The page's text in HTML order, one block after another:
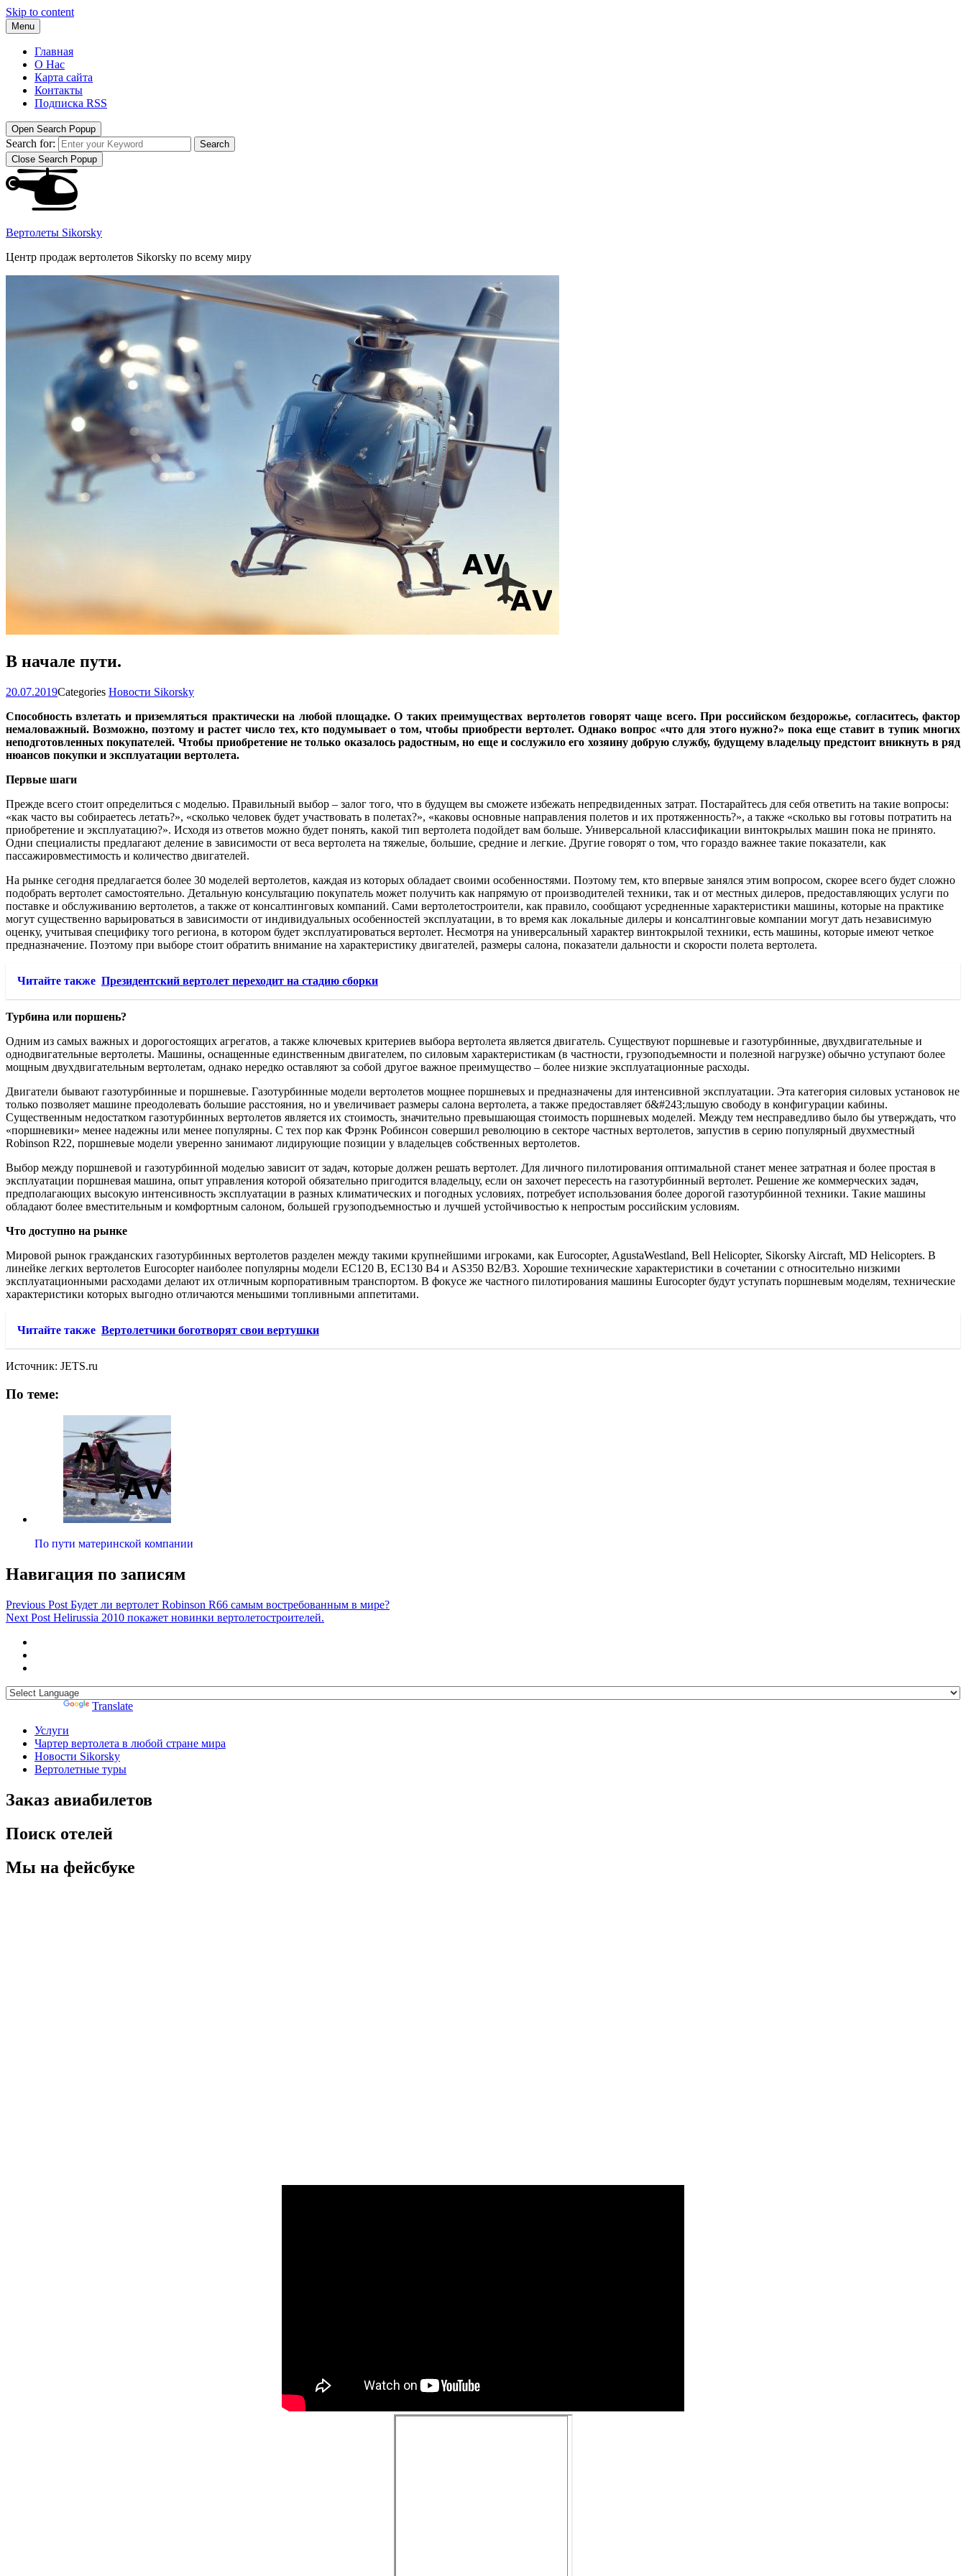
Skip to content
Menu
Главная
О Нас
Карта сайта
Контакты
Подписка RSS
Open Search Popup
Search for:
Search
Close Search Popup
Вертолеты Sikorsky
Центр продаж вертолетов Sikorsky по всему миру
В начале пути.
20.07.2019Categories Новости Sikorsky
Способность взлетать и приземляться практически на любой площадке. О таких преимуществах вертолетов говорят чаще всего. При российском бездорожье, согласитесь, фактор
немаловажный. Возможно, поэтому и растет число тех, кто подумывает о том, чтобы приобрести вертолет. Однако вопрос «что для этого нужно?» пока еще ставит в тупик многих
неподготовленных покупателей. Чтобы приобретение не только оказалось радостным, но еще и сослужило его хозяину добрую службу, будущему владельцу предстоит вникнуть в ряд
нюансов покупки и эксплуатации вертолета.
Первые шаги
Прежде всего стоит определиться с моделью. Правильный выбор – залог того, что в будущем вы сможете избежать непредвиденных затрат. Постарайтесь для себя ответить на такие вопросы:
«как часто вы собираетесь летать?», «сколько человек будет участвовать в полетах?», «каковы основные направления полетов и их протяженность?», а также «сколько вы готовы потратить на
приобретение и эксплуатацию?». Исходя из ответов можно будет понять, какой тип вертолета подойдет вам больше. Универсальной классификации винтокрылых машин пока не принято.
Одни специалисты предлагают деление в зависимости от веса вертолета на тяжелые, большие, средние и легкие. Другие говорят о том, что гораздо важнее такие показатели, как
пассажировместимость и количество двигателей.
На рынке сегодня предлагается более 30 моделей вертолетов, каждая из которых обладает своими особенностями. Поэтому тем, кто впервые занялся этим вопросом, скорее всего будет сложно
подобрать вертолет самостоятельно. Детальную консультацию покупатель может получить как напрямую от производителей техники, так и от местных дилеров, предоставляющих услуги по
поставке и обслуживанию вертолетов, а также от консалтинговых компаний. Сами вертолетостроители, как правило, сообщают усредненные характеристики машины, которые на практике
могут существенно варьироваться в зависимости от индивидуальных особенностей эксплуатации, в то время как локальные дилеры и консалтинговые компании могут дать независимую
оценку, учитывая специфику того региона, в котором будет эксплуатироваться вертолет. Несмотря на универсальный характер винтокрылой техники, есть машины, которые имеют четкое
предназначение. Поэтому при выборе стоит обратить внимание на характеристику двигателей, размеры салона, показатели дальности и скорости полета вертолета.
Читайте также Президентский вертолет переходит на стадию сборки
Турбина или поршень?
Одним из самых важных и дорогостоящих агрегатов, а также ключевых критериев выбора вертолета является двигатель. Существуют поршневые и газотурбинные, двухдвигательные и
однодвигательные вертолеты. Машины, оснащенные единственным двигателем, по силовым характеристикам (в частности, грузоподъемности и полезной нагрузке) обычно уступают более
мощным двухдвигательным вертолетам, однако нередко оставляют за собой другое важное преимущество – более низкие эксплуатационные расходы.
Двигатели бывают газотурбинные и поршневые. Газотурбинные модели вертолетов мощнее поршневых и предназначены для интенсивной эксплуатации. Эта категория силовых установок не
только позволяет машине преодолевать большие расстояния, но и увеличивает размеры салона вертолета, а также предоставляет б&#243;льшую свободу в конфигурации кабины.
Существенным недостатком газотурбинных вертолетов является их стоимость, значительно превышающая стоимость поршневых моделей. Между тем несправедливо было бы утверждать, что
«поршневики» менее надежны или менее популярны. С тех пор как Фрэнк Робинсон совершил революцию в секторе частных вертолетов, запустив в серию популярный двухместный
Robinson R22, поршневые модели уверенно занимают лидирующие позиции у владельцев собственных вертолетов.
Выбор между поршневой и газотурбинной моделью зависит от задач, которые должен решать вертолет. Для личного пилотирования оптимальной станет менее затратная и более простая в
эксплуатации поршневая машина, опыт управления которой обязательно пригодится владельцу, если он захочет пересесть на газотурбинный вертолет. Решение же коммерческих задач,
предполагающих высокую интенсивность эксплуатации в разных климатических и погодных условиях, потребует использования более дорогой газотурбинной техники. Такие машины
обладают более вместительным и комфортным салоном, большей грузоподъемностью и лучшей устойчивостью к непростым российским условиям.
Что доступно на рынке
Мировой рынок гражданских газотурбинных вертолетов разделен между такими крупнейшими игроками, как Eurocopter, AgustaWestland, Bell Helicopter, Sikorsky Aircraft, MD Helicopters. В
линейке легких вертолетов Eurocopter наиболее популярны модели EC120 B, EC130 B4 и AS350 B2/B3. Хорошие технические характеристики в сочетании с относительно низкими
эксплуатационными расходами делают их отличным корпоративным транспортом. В фокусе же частного пилотирования машины Eurocopter будут уступать поршневым моделям, технические
характеристики которых выгодно отличаются меньшими топливными аппетитами.
Читайте также Вертолетчики боготворят свои вертушки
Источник: JETS.ru
По теме:
По пути материнской компании
Навигация по записям
Previous Post Будет ли вертолет Robinson R66 самым востребованным в мире?
Next Post Helirussia 2010 покажет новинки вертолетостроителей.
Translate
Услуги
Чартер вертолета в любой стране мира
Новости Sikorsky
Вертолетные туры
Заказ авиабилетов
Поиск отелей
Мы на фейсбуке